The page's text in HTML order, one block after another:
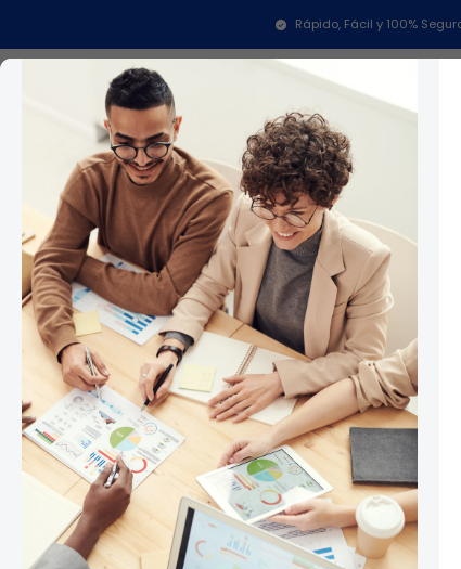
Categorías
Rápido, Fácil y 100%
Repuestos Para Neveras Repuestos